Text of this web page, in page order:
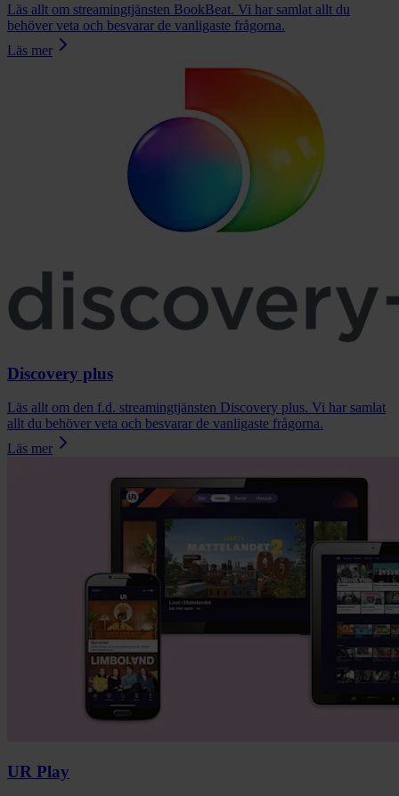
Läs allt om streamingtjänsten BookBeat. Vi har samlat allt du
behöver veta och besvarar de vanligaste frågorna.
Läs mer
Discovery plus
Läs allt om den f.d. streamingtjänsten Discovery plus. Vi har samlat
allt du behöver veta och besvarar de vanligaste frågorna.
Läs mer
UR Play